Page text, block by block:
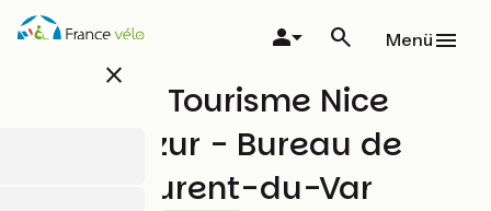
Direkt
zum
close
Menü
Office de Tourisme Nice
Côte d'Azur - Bureau de
Saint-Laurent-du-Var